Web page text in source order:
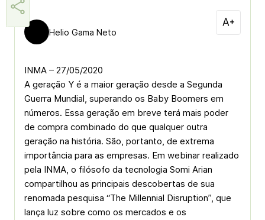
Helio Gama Neto
INMA – 27/05/2020
A geração Y é a maior geração desde a Segunda
Guerra Mundial, superando os Baby Boomers em
números. Essa geração em breve terá mais poder
de compra combinado do que qualquer outra
geração na história. São, portanto, de extrema
importância para as empresas. Em webinar realizado
pela INMA, o filósofo da tecnologia Somi Arian
compartilhou as principais descobertas de sua
renomada pesquisa “The Millennial Disruption”, que
lança luz sobre como os mercados e os